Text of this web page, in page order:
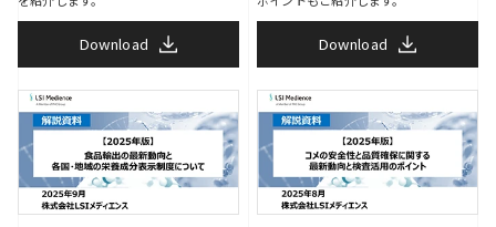
Download Download